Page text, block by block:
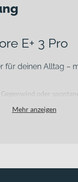
E+ 3 Pro
für deinen Alltag –
oder
an: Als vielseitiges E-
Mehr anzeigen